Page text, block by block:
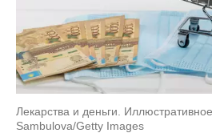
Лекарства и деньги.
Sambulova/Getty Images